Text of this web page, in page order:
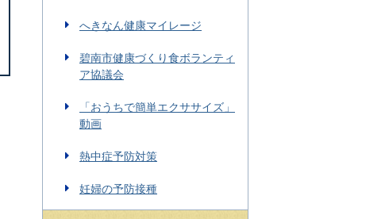
へきなん健康マイレージ
碧南市健康づくり食ボランティ
ア協議会
「おうちで簡単エクササイズ」
動画
熱中症予防対策
妊婦の予防接種